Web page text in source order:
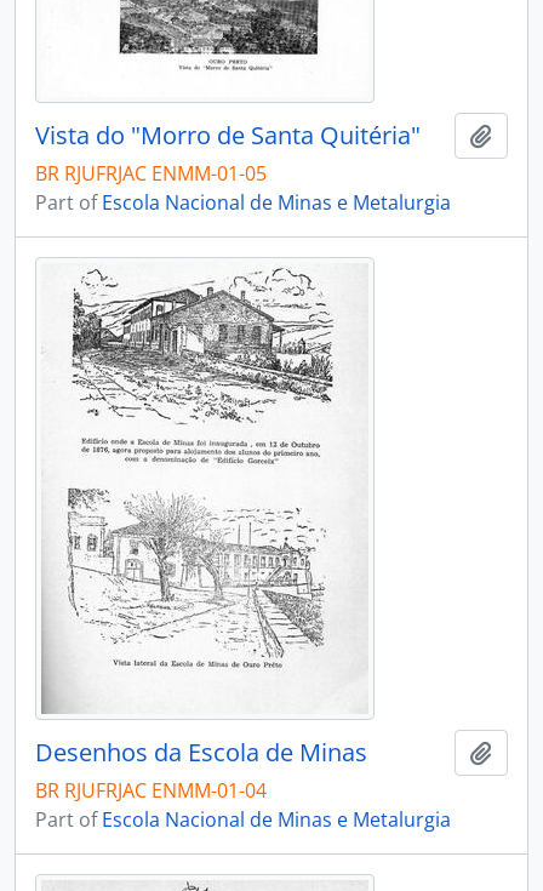
Vista do "Morro de Santa Quitéria"
BR RJUFRJAC ENMM-01-05
Part ofEscola Nacional de Minas e Metalurgia
Desenhos da Escola de Minas
BR RJUFRJAC ENMM-01-04
Part ofEscola Nacional de Minas e Metalurgia